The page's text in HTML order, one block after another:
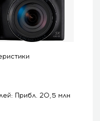
Прибл. 20,5 млн